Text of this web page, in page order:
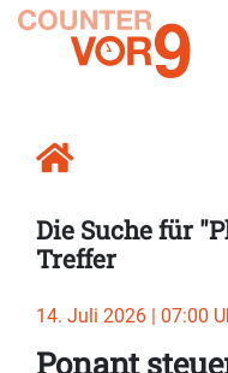
Die Suche für
Treffer
14. Juli 2026 | 07:00
Ponant